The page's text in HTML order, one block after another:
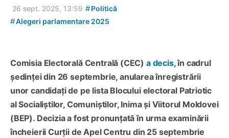
26 sept. 2025, 13:59 #Politică
#Alegeri parlamentare 2025
Comisia Electorală Centrală (CEC) a decis, în cadrul
ședinței din 26 septembrie, anularea înregistrării
unor candidați de pe lista Blocului electoral Patriotic
al Socialiștilor, Comuniștilor, Inima și Viitorul Moldovei
(BEP). Decizia a fost pronunțată în urma examinării
încheierii Curții de Apel Centru din 25 septembrie